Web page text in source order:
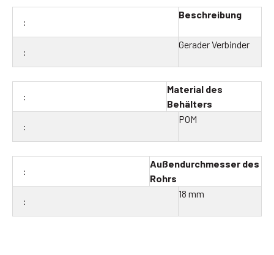
Beschreibung
Gerader Verbinder
Material des
Behälters
POM
Außendurchmesser des
Rohrs
18 mm